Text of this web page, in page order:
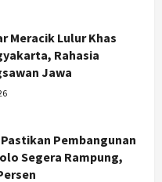
Meracik Lulur Khas
Rahasia
Jawa
Pembangunan
Segera Rampung,